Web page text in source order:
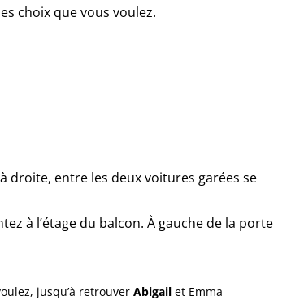
choix que vous voulez.
droite, entre les deux voitures garées se
à l’étage du balcon. À gauche de la porte
jusqu’à retrouver Abigail et Emma